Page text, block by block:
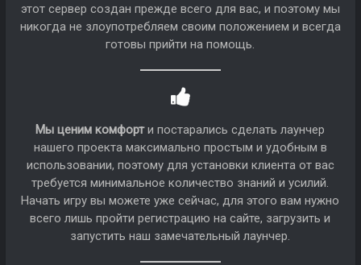
этот сервер создан прежде всего для вас, и поэтому мы
никогда не злоупотребляем своим положением и всегда
готовы прийти на помощь.
Мы ценим комфорти постарались сделать лаунчер
нашего проекта максимально простым и удобным в
использовании, поэтому для установки клиента от вас
требуется минимальное количество знаний и усилий.
Начать игру вы можете уже сейчас, для этого вам нужно
всего лишь пройти регистрацию на сайте, загрузить и
запустить наш замечательный лаунчер.